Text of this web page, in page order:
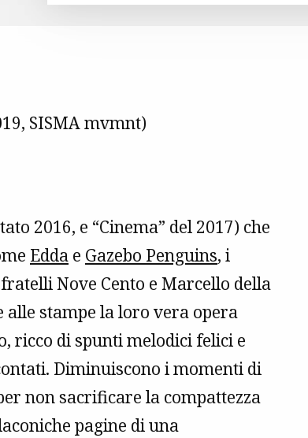
SISMA mvmnt)
2016, e “Cinema” del 2017) che
Edda e Gazebo Penguins, i
Nove Cento e Marcello della
alle stampe la loro vera opera
ricco di spunti melodici felici e
Diminuiscono i momenti di
non sacrificare la compattezza
pagine di una